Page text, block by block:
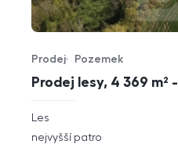
Prodej lesy, 4 369 m²
Typ nabídky
Prodej
Typ nemovitosti
Pozemek
rozměry
dispozice
Les
funkce
nejvyšší patro